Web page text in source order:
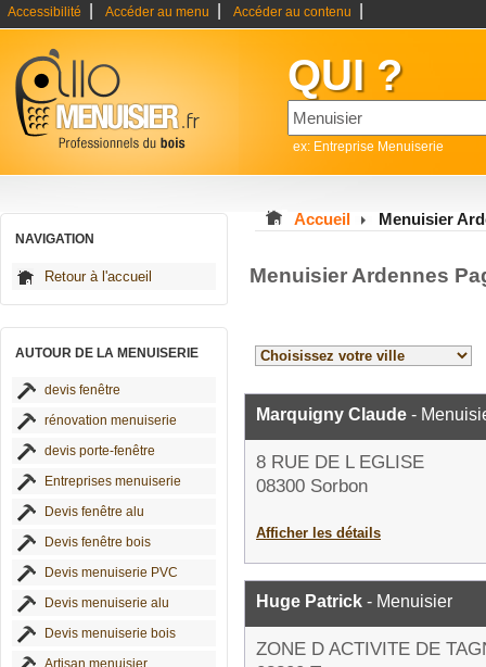
Accessibilité Accéder au menu Accéder au contenu
QUI ?
ex: Entreprise Menuiserie
NAVIGATION
Retour à l'accueil
AUTOUR DE LA MENUISERIE
devis fenêtre
rénovation menuiserie
devis porte-fenêtre
Entreprises menuiserie
Devis fenêtre alu
Devis fenêtre bois
Devis menuiserie PVC
Devis menuiserie alu
Devis menuiserie bois
Artisan menuisier
Accueil Menuisier
Menuisier Ardennes
Marquigny Claude -
8 RUE DE L EGLISE
08300 Sorbon
Afficher les détails
Huge Patrick - Menuisier
ZONE D ACTIVITE DE